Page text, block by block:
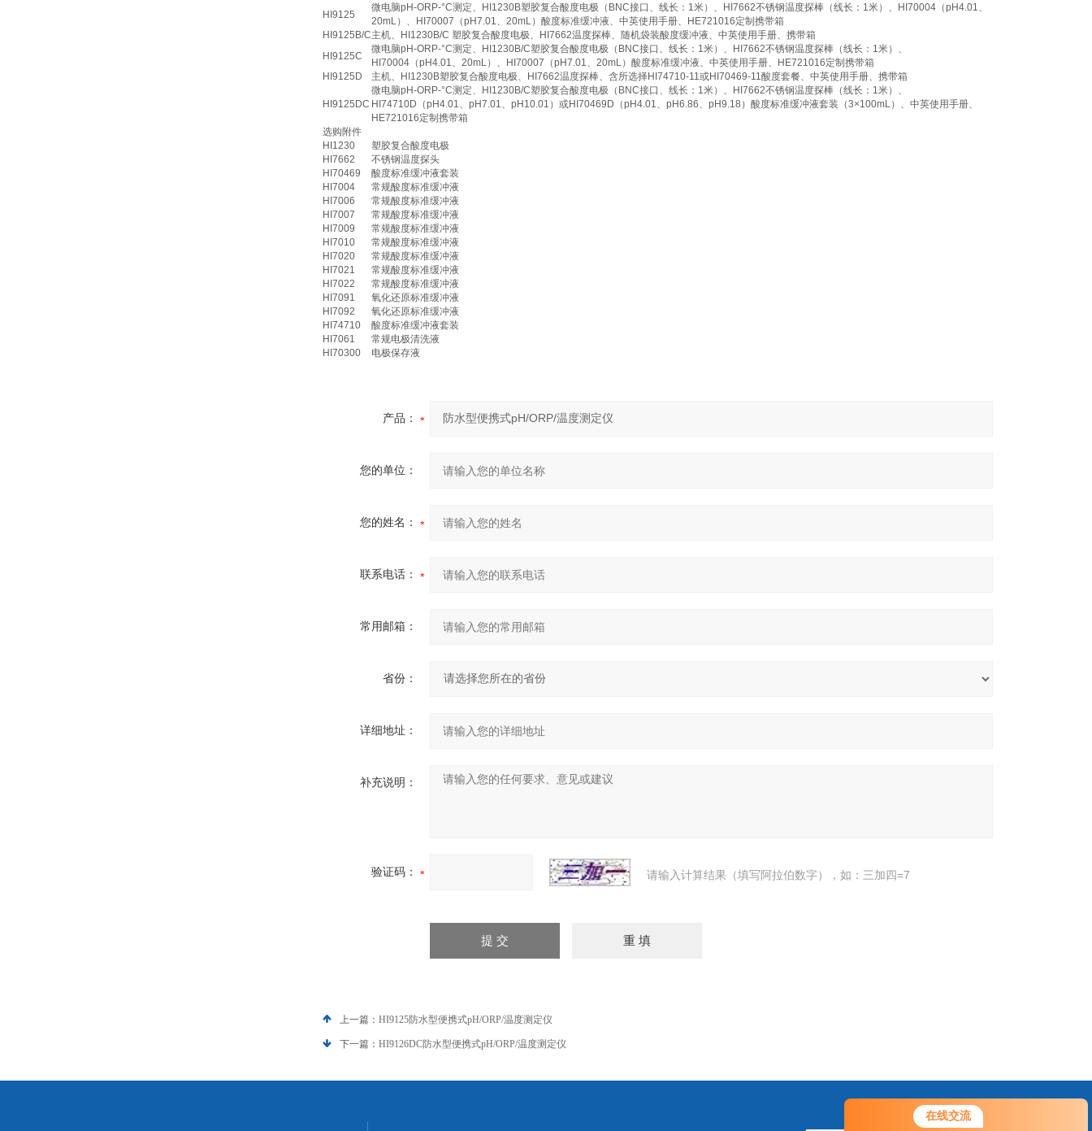
在线交流
HI9125
微电脑pH-ORP-°C测定、HI1230B塑胶复合酸度电极（BNC接口、线长：1米）、HI7662不锈钢温度探棒（线长：1米）、HI70004（pH4.01、
20mL）、HI70007（pH7.01、20mL）酸度标准缓冲液、中英使用手册、HE721016定制携带箱
HI9125B/C主机、HI1230B/C 塑胶复合酸度电极、HI7662温度探棒、随机袋装酸度缓冲液、中英使用手册、携带箱
HI9125C
微电脑pH-ORP-°C测定、HI1230B/C塑胶复合酸度电极（BNC接口、线长：1米）、HI7662不锈钢温度探棒（线长：1米）、
HI70004（pH4.01、20mL）、HI70007（pH7.01、20mL）酸度标准缓冲液、中英使用手册、HE721016定制携带箱
HI9125D
主机、HI1230B塑胶复合酸度电极、HI7662温度探棒、含所选择HI74710-11或HI70469-11酸度套餐、中英使用手册、携带箱
HI9125DC
微电脑pH-ORP-°C测定、HI1230B/C塑胶复合酸度电极（BNC接口、线长：1米）、HI7662不锈钢温度探棒（线长：1米）、
HI74710D（pH4.01、pH7.01、pH10.01）或HI70469D（pH4.01、pH6.86、pH9.18）酸度标准缓冲液套装（3×100mL）、中英使用手册、
HE721016定制携带箱
选购附件
HI1230
塑胶复合酸度电极
HI7662
不锈钢温度探头
HI70469
酸度标准缓冲液套装
HI7004
常规酸度标准缓冲液
HI7006
常规酸度标准缓冲液
HI7007
常规酸度标准缓冲液
HI7009
常规酸度标准缓冲液
HI7010
常规酸度标准缓冲液
HI7020
常规酸度标准缓冲液
HI7021
常规酸度标准缓冲液
HI7022
常规酸度标准缓冲液
HI7091
氧化还原标准缓冲液
HI7092
氧化还原标准缓冲液
HI74710
酸度标准缓冲液套装
HI7061
常规电极清洗液
HI70300
电极保存液
产品：
您的单位：
您的姓名：
联系电话：
常用邮箱：
省份：
详细地址：
补充说明：
验证码： 请输入计算结果（填写阿拉伯数字），如：三加四=7
上一篇： HI9125防水型便携式pH/ORP/温度测定仪
下一篇： HI9126DC防水型便携式pH/ORP/温度测定仪